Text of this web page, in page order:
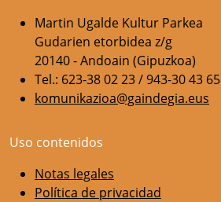
Martin Ugalde Kultur Parkea
Gudarien etorbidea z/g
20140 - Andoain (Gipuzkoa)
Tel.: 623-38 02 23 / 943-30 43 65
komunikazioa@gaindegia.eus
Uso contenidos
Notas legales
Política de privacidad